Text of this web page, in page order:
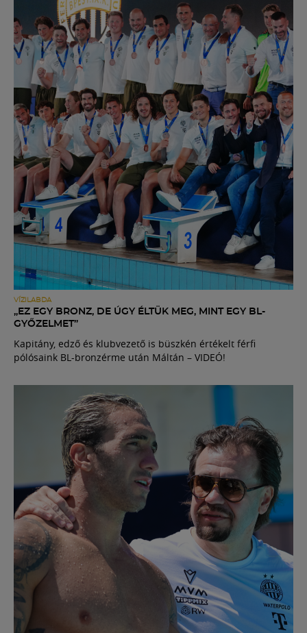
VÍZILABDA
„EZ EGY BRONZ, DE ÚGY ÉLTÜK MEG, MINT EGY BL-
GYŐZELMET”
Kapitány, edző és klubvezető is büszkén értékelt férfi
pólósaink BL-bronzérme után Máltán – VIDEÓ!